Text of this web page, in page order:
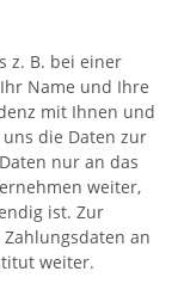
z. B. bei einer
Name und Ihre
mit Ihnen und
die Daten zur
nur an das
weiter,
ist. Zur
an
weiter.